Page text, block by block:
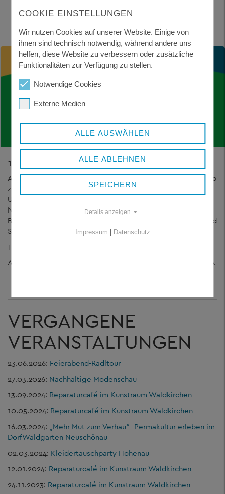
17.10.26 - WIR PFLEGEN EINE FEUCHTFLÄCHE
Am Samstag den 17.10.26 findet von 14-17 Uhr ein Workshop
zur Feuchtflächenpflege als aktiver Beitrag zum Natur- und
Umweltschutz unter Leitung von Karel Kleijn, Bund
Naturschutz Kreisgruppe Freyung-Grafenau statt. Bitte
Baumschere, Astschere, Bügelsäge, Arbeits-Handschuhe und
Stiefel mitbringen.
Treffpunkt: Kirsche Bischofsreut
Anmeldung und weitere Informationen unter
015121727966.
VERGANGENE
VERANSTALTUNGEN
23.06.2026: Feierabend-Radltour
27.03.2026: Nachhaltige Modenschau
13.09.2024: Reparaturcafé im Kunstraum Waldkirchen
10.05.2024: Reparaturcafé im Kunstraum Waldkirchen
16.03.2024: „Mehr Mut zum Verhau“- Permakultur erleben im
DorfWaldgarten Neuschönau
02.03.2024: Kleidertauschparty Hohenau
12.01.2024: Reparaturcafé im Kunstraum Waldkirchen
24.11.2023: Reparaturcafé im Kunstraum Waldkirchen
COOKIE EINSTELLUNGEN
Wir nutzen Cookies auf unserer Website. Einige von
ihnen sind technisch notwendig, während andere uns
helfen, diese Website zu verbessern oder zusätzliche
Funktionalitäten zur Verfügung zu stellen.
Notwendige Cookies
Externe Medien
ALLE AUSWÄHLEN
ALLE ABLEHNEN
SPEICHERN
Details anzeigen
Impressum Datenschutz